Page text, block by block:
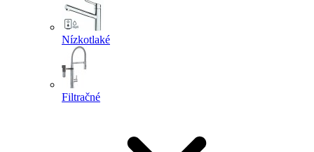
Nízkotlaké
Filtračné